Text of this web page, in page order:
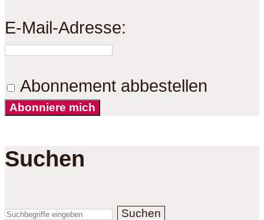
E-Mail-Adresse:
Abonnement abbestellen
Abonniere mich
Suchen
Suchen